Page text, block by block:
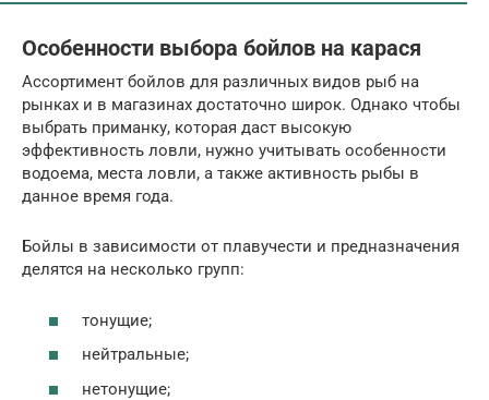
Особенности выбора бойлов на карася
Ассортимент бойлов для различных видов рыб на
рынках и в магазинах достаточно широк. Однако чтобы
выбрать приманку, которая даст высокую
эффективность ловли, нужно учитывать особенности
водоема, места ловли, а также активность рыбы в
данное время года.
Бойлы в зависимости от плавучести и предназначения
делятся на несколько групп:
тонущие;
нейтральные;
нетонущие;